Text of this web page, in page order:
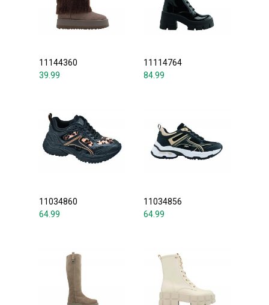
11144360
39.99
11114764
84.99
11034860
64.99
11034856
64.99